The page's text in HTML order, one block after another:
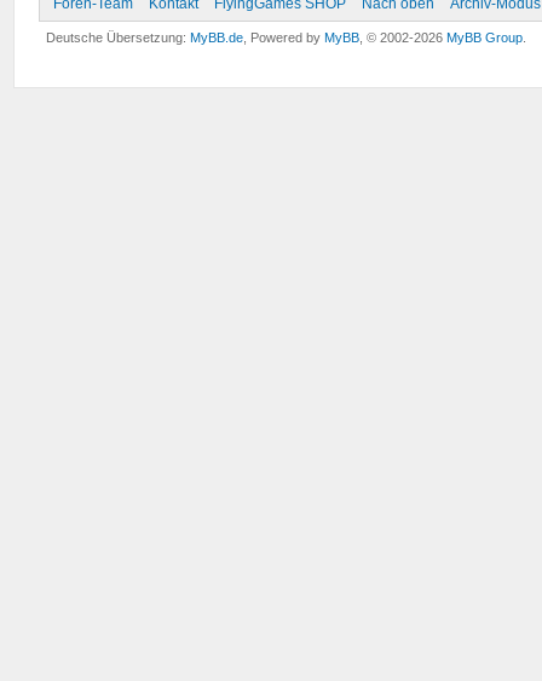
Foren-Team Kontakt FlyingGames SHOP Nach oben Archiv-Modus
Deutsche Übersetzung:MyBB.de , Powered byMyBB , © 2002-2026MyBB Group